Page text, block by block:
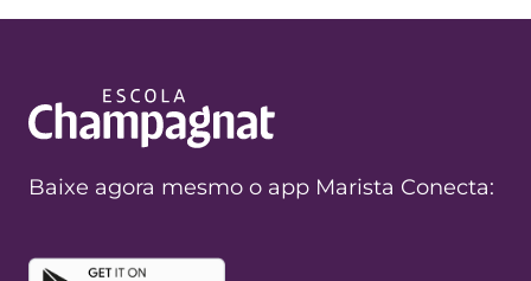
Baixe agora mesmo o app Marista Conecta: